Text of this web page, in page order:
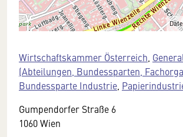
Wirtschaftskammer Österreich
(Abteilungen, Bundessparten,
Bundessparte Industrie
Gumpendorfer Straße 6
1060 Wien